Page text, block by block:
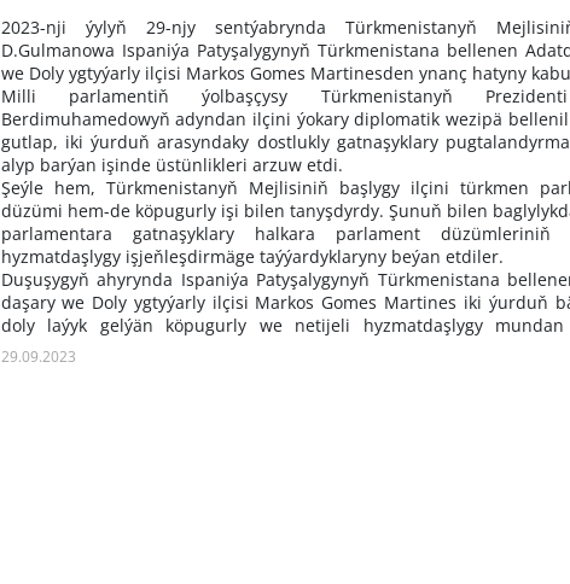
2023-nji ýylyň 29-njy sentýabrynda Türkmenistanyň
D.Gulmanowa Ispaniýa Patyşalygynyň Türkmenistana bellenen
we Doly ygtyýarly ilçisi Markos Gomes Martinesden ynanç hatyny
Milli parlamentiň ýolbaşçysy Türkmenistanyň
Berdimuhamedowyň adyndan ilçini ýokary diplomatik wezipä
gutlap, iki ýurduň arasyndaky dostlukly gatnaşyklary
alyp barýan işinde üstünlikleri arzuw etdi.
Şeýle hem, Türkmenistanyň Mejlisiniň başlygy ilçini türkmen
düzümi hem-de köpugurly işi bilen tanyşdyrdy. Şunuň bilen
parlamentara gatnaşyklary halkara parlament düzümleriniň
hyzmatdaşlygy işjeňleşdirmäge taýýardyklaryny beýan etdiler.
Duşuşygyň ahyrynda Ispaniýa Patyşalygynyň Türkmenistana
daşary we Doly ygtyýarly ilçisi Markos Gomes Martines iki ýurduň
doly laýyk gelýän köpugurly we netijeli hyzmatdaşlygy mundan
ösdürmek üçin ähli tagallalary etjekdigine ynandyrdy.
29.09.2023